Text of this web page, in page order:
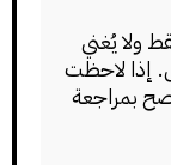
ولا يُغني
إذا لاحظت
بمراجعة